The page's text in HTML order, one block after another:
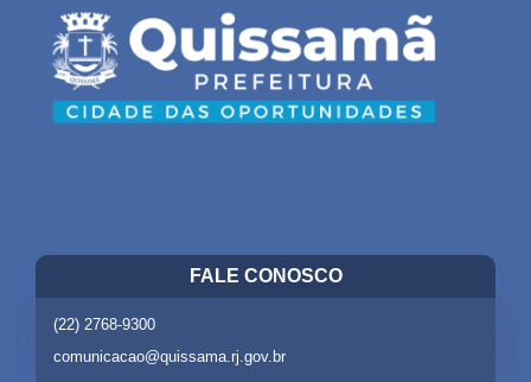
FALE CONOSCO
(22) 2768-9300
comunicacao@quissama.rj.gov.br